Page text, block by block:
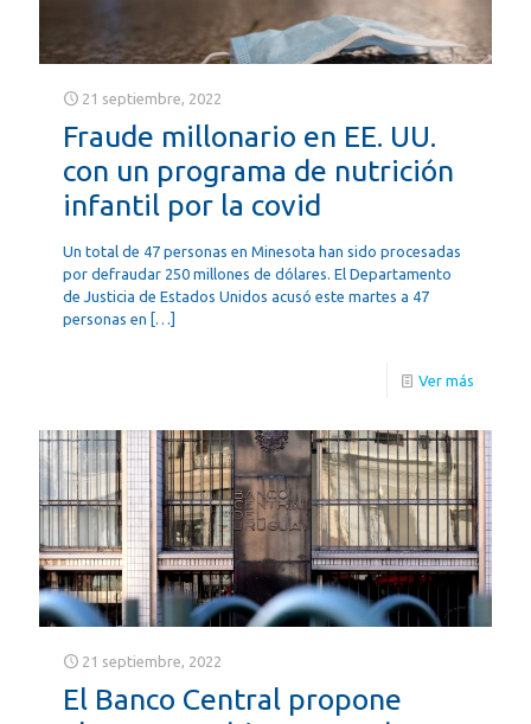
21 septiembre, 2022
Fraude millonario en EE. UU.
con un programa de nutrición
infantil por la covid
Un total de 47 personas en Minesota han sido procesadas
por defraudar 250 millones de dólares. El Departamento
de Justicia de Estados Unidos acusó este martes a 47
personas en […]
Ver más
21 septiembre, 2022
El Banco Central propone